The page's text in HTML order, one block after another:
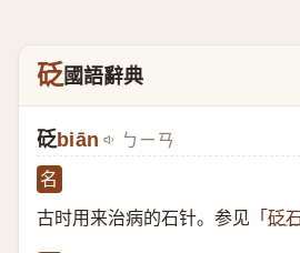
砭國語辭典
砭biān ㄅㄧㄢ
名
古时用来治病的石针。参见 「 砭